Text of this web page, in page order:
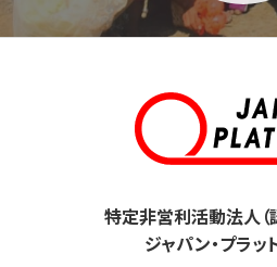
特定非営利活動法人（
ジャパン・プラッ